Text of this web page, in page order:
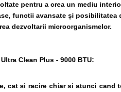
pentru a crea un mediu
functii avansate și
dezvoltarii microorganismelor.
Clean Plus - 9000 BTU:
si racire chiar si atunci cand